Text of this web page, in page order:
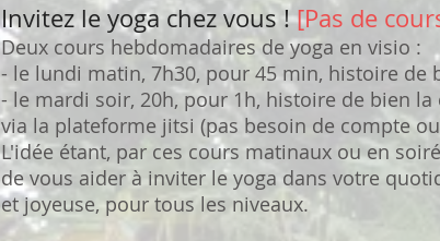
Invitez le yoga chez vous ![Pas de
Deux cours hebdomadaires de yoga en visio :
- le lundi matin, 7h30, pour 45 min, histoire de
- le mardi soir, 20h, pour 1h, histoire de bien
via la plateforme jitsi (pas besoin de compte
L'idée étant, par ces cours matinaux ou en
de vous aider à inviter le yoga dans votre
et joyeuse, pour tous les niveaux.